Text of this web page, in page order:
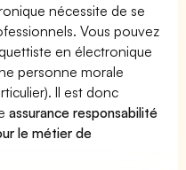
nécessite de se
Vous pouvez
en électronique
personne morale
Il est donc
assurance responsabilité
le métier de